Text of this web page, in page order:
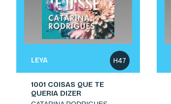
H47
LEYA
1001 COISAS QUE TE
QUERIA DIZER